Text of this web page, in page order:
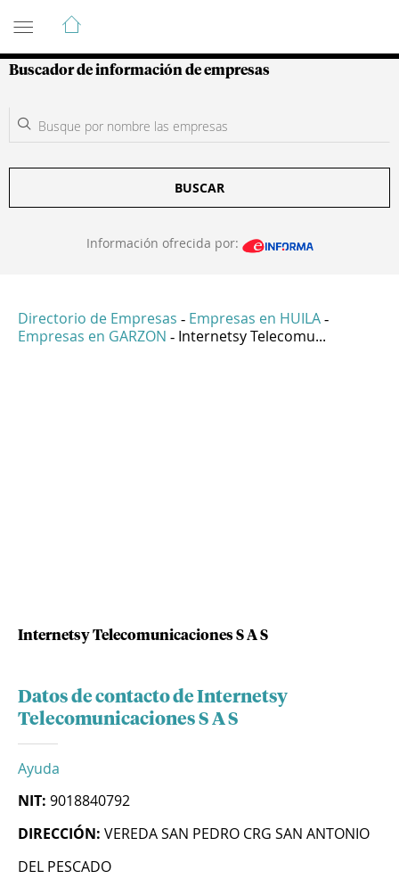
Guía de Empresas Colombianas
Buscador de información de empresas
BUSCAR
Información ofrecida por:
Directorio de Empresas - Empresas en HUILA -
Empresas en GARZON - Internetsy Telecomu...
Internetsy Telecomunicaciones S A S
Datos de contacto de Internetsy
Telecomunicaciones S A S
Ayuda
NIT: 9018840792
DIRECCIÓN: VEREDA SAN PEDRO CRG SAN ANTONIO
DEL PESCADO